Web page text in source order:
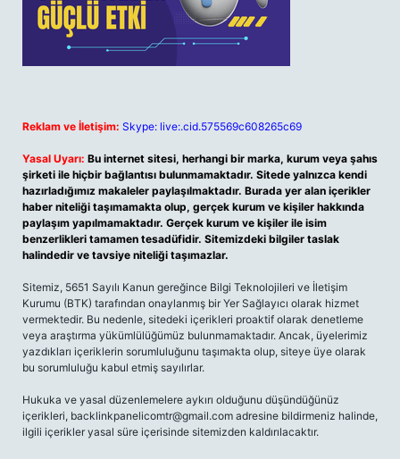
Reklam ve İletişim: Skype: live:.cid.575569c608265c69
Yasal Uyarı: Bu internet sitesi, herhangi bir marka, kurum veya şahıs
şirketi ile hiçbir bağlantısı bulunmamaktadır. Sitede yalnızca kendi
hazırladığımız makaleler paylaşılmaktadır. Burada yer alan içerikler
haber niteliği taşımamakta olup, gerçek kurum ve kişiler hakkında
paylaşım yapılmamaktadır. Gerçek kurum ve kişiler ile isim
benzerlikleri tamamen tesadüfidir. Sitemizdeki bilgiler taslak
halindedir ve tavsiye niteliği taşımazlar.
Sitemiz, 5651 Sayılı Kanun gereğince Bilgi Teknolojileri ve İletişim
Kurumu (BTK) tarafından onaylanmış bir Yer Sağlayıcı olarak hizmet
vermektedir. Bu nedenle, sitedeki içerikleri proaktif olarak denetleme
veya araştırma yükümlülüğümüz bulunmamaktadır. Ancak, üyelerimiz
yazdıkları içeriklerin sorumluluğunu taşımakta olup, siteye üye olarak
bu sorumluluğu kabul etmiş sayılırlar.
Hukuka ve yasal düzenlemelere aykırı olduğunu düşündüğünüz
içerikleri, backlinkpanelicomtr@gmail.com adresine bildirmeniz halinde,
ilgili içerikler yasal süre içerisinde sitemizden kaldırılacaktır.